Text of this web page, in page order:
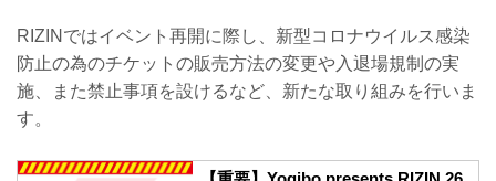
RIZINではイベント再開に際し、新型コロナウイルス感染
防止の為のチケットの販売方法の変更や入退場規制の実
施、また禁止事項を設けるなど、新たな取り組みを行いま
す。